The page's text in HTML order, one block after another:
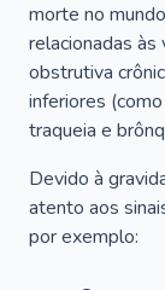
morte no
relacionadas às
obstrutiva
inferiores
traqueia e
Devido à
atento aos
por exemplo: